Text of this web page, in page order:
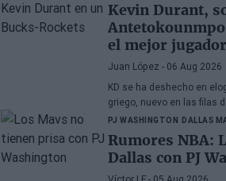
Kevin Durant,
el mejor
historia si
Juan López - 06 Aug 2026
KD se ha deshecho en
griego, nuevo en las filas
PJ WASHINGTON DALLAS
Rumores NBA:
Dallas con PJ